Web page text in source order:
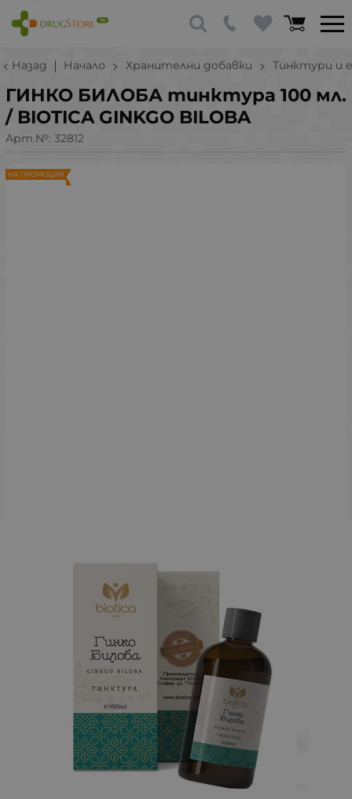
Назад Начало Хранителни добавки Тинктури и
ГИНКО БИЛОБА тинктура 100 мл.
/ BIOTICA GINKGO BILOBA
Арт.№: 32812
НА ПРОМОЦИЯ